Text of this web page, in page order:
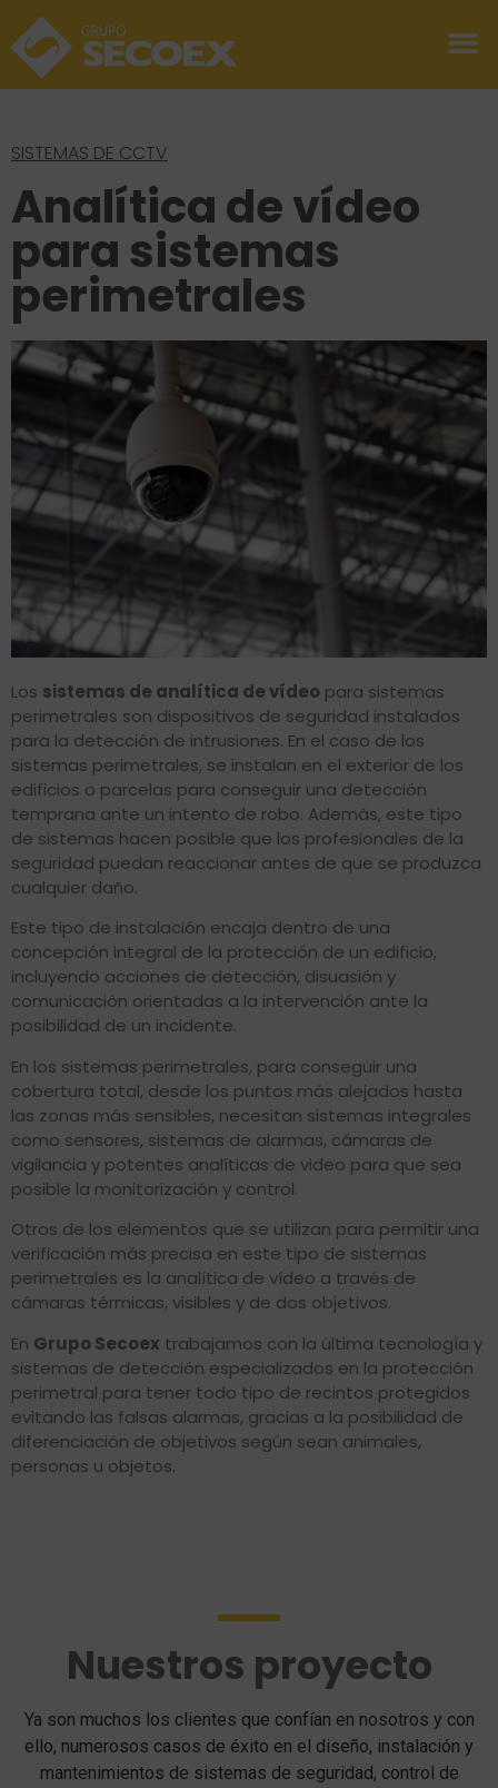
SISTEMAS DE CCTV
Analítica de vídeo
para sistemas
perimetrales
Los sistemas de analítica de vídeo para sistemas
perimetrales son dispositivos de seguridad instalados
para la detección de intrusiones. En el caso de los
sistemas perimetrales, se instalan en el exterior de los
edificios o parcelas para conseguir una detección
temprana ante un intento de robo. Además, este tipo
de sistemas hacen posible que los profesionales de la
seguridad puedan reaccionar antes de que se produzca
cualquier daño.
Este tipo de instalación encaja dentro de una
concepción integral de la protección de un edificio,
incluyendo acciones de detección, disuasión y
comunicación orientadas a la intervención ante la
posibilidad de un incidente.
En los sistemas perimetrales, para conseguir una
cobertura total, desde los puntos más alejados hasta
las zonas más sensibles, necesitan sistemas integrales
como sensores, sistemas de alarmas, cámaras de
vigilancia y potentes analíticas de video para que sea
posible la monitorización y control.
Otros de los elementos que se utilizan para permitir una
verificación más precisa en este tipo de sistemas
perimetrales es la analítica de vídeo a través de
cámaras térmicas, visibles y de dos objetivos.
En Grupo Secoex trabajamos con la última tecnología y
sistemas de detección especializados en la protección
perimetral para tener todo tipo de recintos protegidos
evitando las falsas alarmas, gracias a la posibilidad de
diferenciación de objetivos según sean animales,
personas u objetos.
Nuestros proyecto
Ya son muchos los clientes que confían en nosotros y con
ello, numerosos casos de éxito en el diseño, instalación y
mantenimientos de sistemas de seguridad, control de